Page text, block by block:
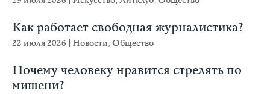
Как работает свободная журналистика?
22 июля 2026 Новости,Общество
Почему человеку нравится стрелять по
мишени?